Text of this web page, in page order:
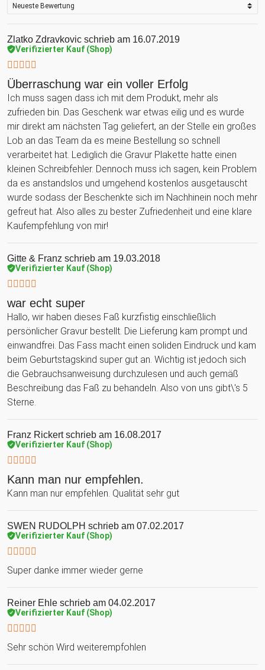
Zlatko Zdravkovic schrieb am 16.07.2019
Verifizierter Kauf (Shop)
Überraschung war ein voller Erfolg
Ich muss sagen dass ich mit dem Produkt, mehr als
zufrieden bin. Das Geschenk war etwas eilig und es wurde
mir direkt am nächsten Tag geliefert, an der Stelle ein großes
Lob an das Team da es meine Bestellung so schnell
verarbeitet hat. Lediglich die Gravur Plakette hatte einen
kleinen Schreibfehler. Dennoch muss ich sagen, kein Problem
da es anstandslos und umgehend kostenlos ausgetauscht
wurde sodass der Beschenkte sich im Nachhinein noch mehr
gefreut hat. Also alles zu bester Zufriedenheit und eine klare
Kaufempfehlung von mir!
Gitte & Franz schrieb am 19.03.2018
Verifizierter Kauf (Shop)
war echt super
Hallo, wir haben dieses Faß kurzfistig einschließlich
persönlicher Gravur bestellt. Die Lieferung kam prompt und
einwandfrei. Das Fass macht einen soliden Eindruck und kam
beim Geburtstagskind super gut an. Wichtig ist jedoch sich
die Gebrauchsanweisung durchzulesen und auch gemäß
Beschreibung das Faß zu behandeln. Also von uns gibt\'s 5
Sterne.
Franz Rickertschrieb am 16.08.2017
Verifizierter Kauf (Shop)
Kann man nur empfehlen.
Kann man nur empfehlen. Qualität sehr gut
SWEN RUDOLPH schrieb am 07.02.2017
Verifizierter Kauf (Shop)
Super danke immer wieder gerne
Reiner Ehle schrieb am 04.02.2017
Verifizierter Kauf (Shop)
Sehr schön Wird weiterempfohlen